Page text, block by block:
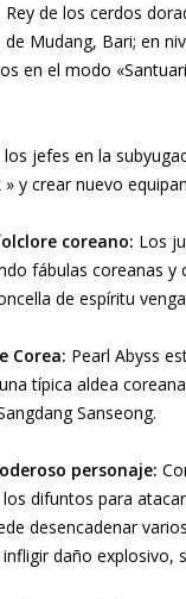
de los cerdos
Mudang, Bari; en
en el modo
jefes en la
y crear nuevo
coreano: Los
fábulas coreanas
de espíritu
Corea: Pearl Abyss
típica aldea
Sanseong.
personaje:
difuntos para
desencadenar
daño